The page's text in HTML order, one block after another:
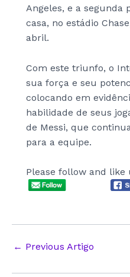
Angeles, e a segunda
casa, no estádio
abril.
Com este triunfo, o
sua força e seu
colocando em
habilidade de seus
de Messi, que
para a equipe.
Please follow and like
Post
← Previous Artigo